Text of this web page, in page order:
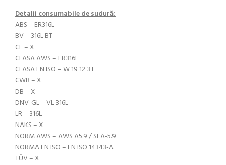
Detalii consumabile de sudură:
ABS – ER316L
BV – 316L BT
CE – X
CLASA AWS – ER316L
CLASA EN ISO – W 19 12 3 L
CWB – X
DB – X
DNV-GL – VL 316L
LR – 316L
NAKS – X
NORM AWS – AWS A5.9 / SFA-5.9
NORMA EN ISO – EN ISO 14343-A
TÜV – X